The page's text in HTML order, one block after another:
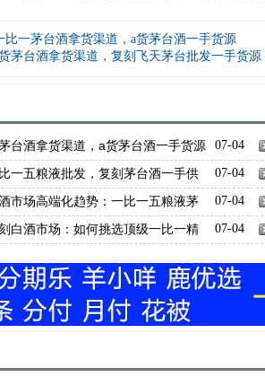
比一茅台酒拿货渠道，a货茅台酒一手货源
茅台酒拿货渠道，复刻飞天茅台批发一手货源
07-04
台酒拿货渠道，a货茅台酒一手货源
07-04
一五粮液批发，复刻茅台酒一手供
07-04
市场高端化趋势：一比一五粮液茅
行业革新 07-04
白酒市场：如何挑选顶级一比一精